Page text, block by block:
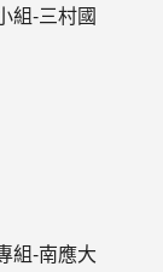
組-三村國
組-南應大